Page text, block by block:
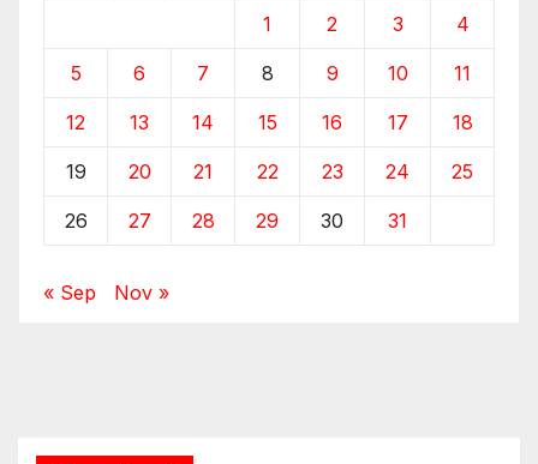
1 2 3 4
5 6 7 8 9 10 11
12 13 14 15 16 17 18
19 20 21 22 23 24 25
26 27 28 29 30 31
« Sep Nov »